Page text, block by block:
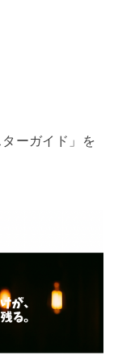
ーガイド」を